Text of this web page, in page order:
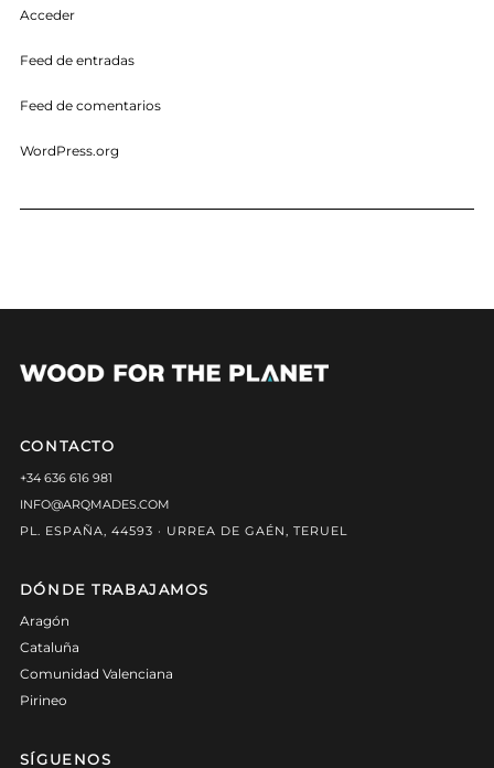
Acceder
Feed de entradas
Feed de comentarios
WordPress.org
CONTACTO
+34 636 616 981
INFO@ARQMADES.COM
PL. ESPAÑA, 44593 · URREA DE GAÉN, TERUEL
DÓNDE TRABAJAMOS
Aragón
Cataluña
Comunidad Valenciana
Pirineo
SÍGUENOS